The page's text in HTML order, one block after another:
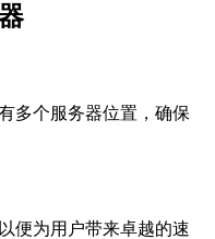
多个服务器位置，确保
便为用户带来卓越的速